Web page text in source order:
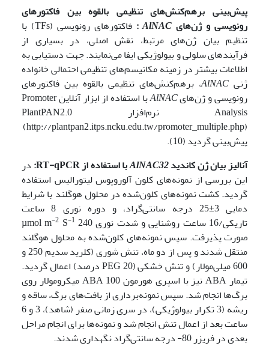
پیش‌بینی برهم‌کنش‌های تنظیمی بالقوه بینفاکتورهای
رونویسی و ژن‌های AlNAC
:
فاکتورهای رونویسی (TFs) با
تنظیم بیان ژن‌های مرتبط، نقش اصلی، در بسیاری از
فرآیندهای سلولی و بیولوژیکی ایفا می‌نمایند. جهت دستیابی به
اطلاعات بیشتر در زمینه مکانیسم‌های تنظیمی احتمالی خانواده
ژنی AlNAC، برهم‌کنش‌های تنظیمی بالقوه بین فاکتورهای
رونویسی و ژن‌هایAlNAC
با استفاده از ابزار آنلاین Promoter
Analysis نرم‌افزار PlantPAN2.0
(http://plantpan2.itps.ncku.edu.tw/promoter_multiple.php)
پیش‌بینی گردید (10).
آنالیز بیان ژن‌ کاندیدAlNAC32با استفاده ازRT-qPCR
: در
این بررسی از نمونه‌های کلون آلوروپوس لیتورالیس استفاده
گردید. کشت نمونه‌های کلون‌شده در محلول هوگلند با شرایط
دمایی 3±25 درجه سانتی‌گراد، و دوره نوری 8 ساعت
تاریکی/16 ساعت روشنایی و شدت نوری µmol m
-2 S-1 240
صورت پذیرفت. سپس نمونه‌های کلون‌شده به محلول هوگلند
منتقل شدند و پس از دو ماه، تنش شوری (کلرید سدیم 250 و
600 میلی‌مولار) و تنش خشکی (PEG 20 درصد) اعمال گردید.
تیمار ABA نیز با اسپری هورمون ABA 100 میکرومولار روی
برگ‌ها انجام شد. سپس نمونه‌برداری از بافت‌های برگ، ساقه و
ریشه (3 تکرار بیولوژیکی)، در سری زمانی صفر (شاهد)، 3 و 6
ساعت بعد از اعمال تنش انجام شد و نمونه‌ها برای انجام مراحل
بعدی در فریزر 80- درجه سانتی‌گراد نگهداری شدند.